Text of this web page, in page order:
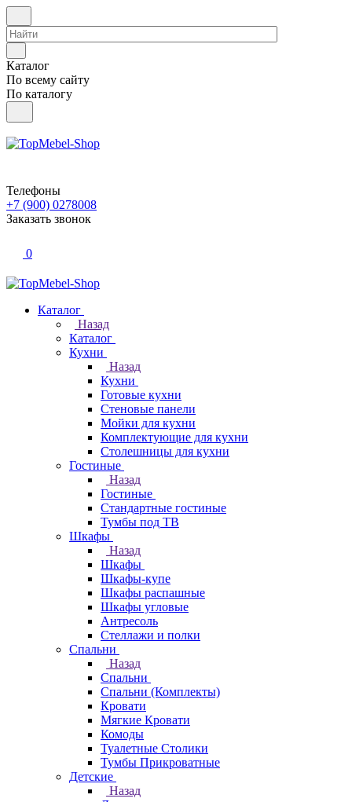
Каталог
По всему сайту
По каталогу
Телефоны
+7 (900) 0278008
Заказать звонок
0
Каталог
Назад
Каталог
Кухни
Назад
Кухни
Готовые кухни
Стеновые панели
Мойки для кухни
Комплектующие для кухни
Столешницы для кухни
Гостиные
Назад
Гостиные
Стандартные гостиные
Тумбы под ТВ
Шкафы
Назад
Шкафы
Шкафы-купе
Шкафы распашные
Шкафы угловые
Антресоль
Стеллажи и полки
Спальни
Назад
Спальни
Спальни (Комплекты)
Кровати
Мягкие Кровати
Комоды
Туалетные Столики
Тумбы Прикроватные
Детские
Назад